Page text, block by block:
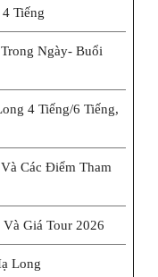
Tiếng
Ngày- Buổi
4 Tiếng/6 Tiếng,
Các Điểm Tham
Giá Tour 2026
Long